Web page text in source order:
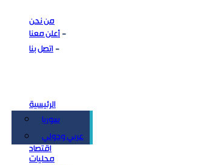
من نحن
أعلن معنا
اتصل بنا
الرئيسية
سوريا
عربي ودولي
اقتصاد
محليات